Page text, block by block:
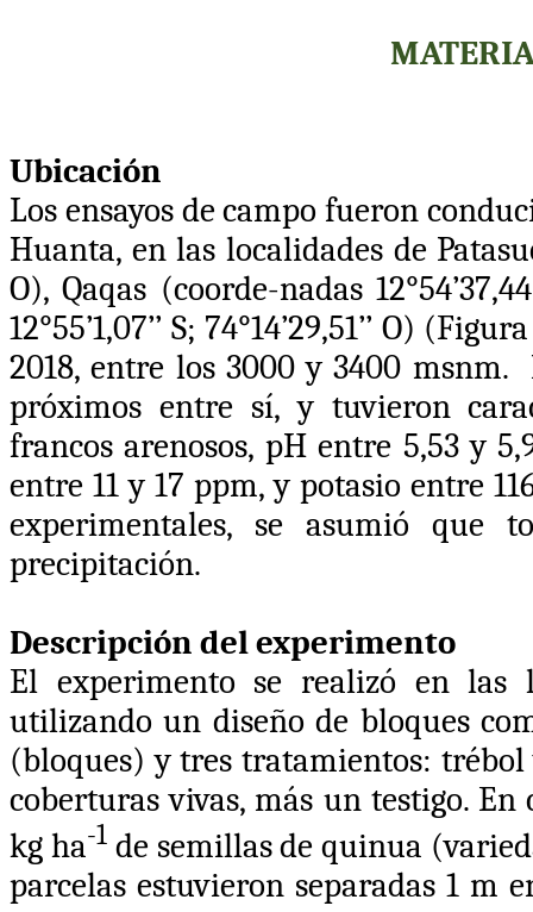
Ubicación
Los ensayos de campo fueron
Huanta, en las localidades de
O), Qaqas (coorde-nadas 12
12°55’1,07’’ S; 74°14’29,51’’ O) (Figura
2018, entre los 3000 y 3400
próximos entre sí, y tuvieron
francos arenosos, pH entre 5,53 y
entre 11 y 17 ppm, y potasio entre
experimentales, se asumió que
precipitación.
Descripción del experimento
El experimento se realizó en las
utilizando un diseño de bloques
(bloques) y tres tratamientos:
coberturas vivas, más un testigo.
kg ha-1de semillas de quinua
parcelas estuvieron separadas 1 m